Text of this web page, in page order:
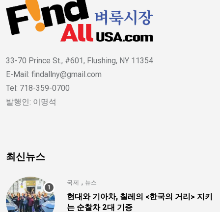
33-70 Prince St., #601, Flushing, NY 11354
E-Mail: findallny@gmail.com
Tel: 718-359-0700
발행인: 이명석
최신뉴스
국제 , 뉴스
현대와 기아차, 칠레의 <한국의 거리> 지키
는 순찰차 2대 기증